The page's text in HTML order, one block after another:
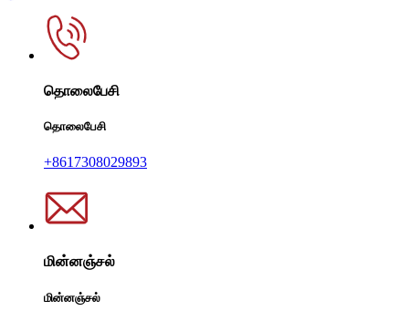
தொலைபேசி
தொலைபேசி
+8617308029893
மின்னஞ்சல்
மின்னஞ்சல்